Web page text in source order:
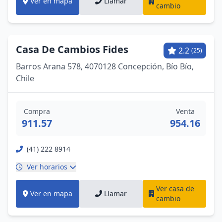
cambio
Casa De Cambios Fides 2.2 (25)
Barros Arana 578, 4070128 Concepción, Bío Bío,
Chile
Compra
911.57
Venta
954.16
(41) 222 8914
Ver horarios
Ver en mapa Llamar
Ver casa de
cambio